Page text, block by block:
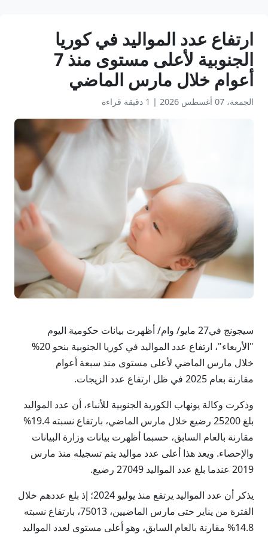
ارتفاع عدد المواليد في كوريا
الجنوبية لأعلى مستوى منذ 7
أعوام خلال مارس الماضي
الجمعة، 07 أغسطس 2026 | 1 دقيقة قراءة
سيجونج في27 مايو/ وام/ أظهرت بيانات حكومية اليوم
"الأربعاء"، ارتفاع عدد المواليد في كوريا الجنوبية بنحو 20%
خلال مارس الماضي لأعلى مستوى منذ سبعة أعوام
مقارنة بعام 2025 في ظل ارتفاع عدد الزيجات.
وذكرت وكالة يونهاب الكورية الجنوبية للأنباء، أن عدد المواليد
بلغ 25200 رضيع خلال مارس الماضي، بارتفاع نسبته 19.4%
مقارنة بالعام السابق، حسبما أظهرت بيانات وزارة البيانات
والإحصاء. ويعد هذا أعلى عدد مواليد يتم تسجيله منذ مارس
2019 عندما بلغ عدد المواليد 27049 رضيع.
يذكر أن عدد المواليد يرتفع منذ يوليو 2024؛ إذ بلغ عددهم خلال
الفترة من يناير حتى مارس الماضيين، 75013، بارتفاع نسبته
14.8% مقارنة بالعام السابق، وهو أعلى مستوى لعدد المواليد